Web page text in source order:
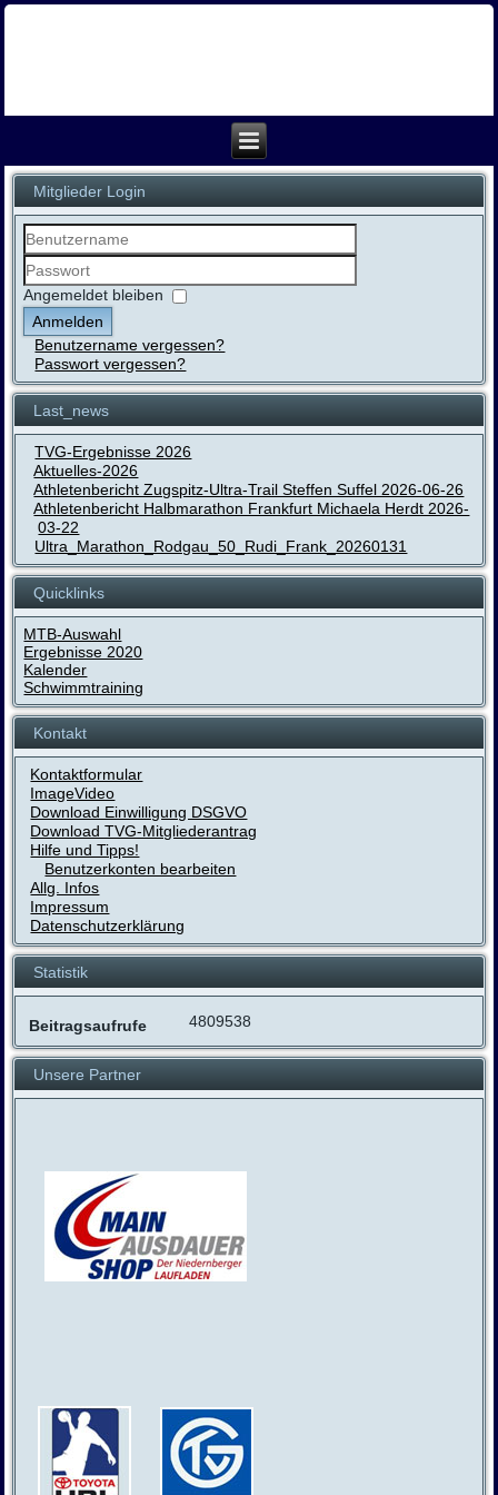
Mitglieder Login
Benutzername
Passwort
Angemeldet bleiben
Anmelden
Benutzername vergessen?
Passwort vergessen?
Last_news
TVG-Ergebnisse 2026
Aktuelles-2026
Athletenbericht Zugspitz-Ultra-Trail Steffen Suffel 2026-06-26
Athletenbericht Halbmarathon Frankfurt Michaela Herdt 2026-
03-22
Ultra_Marathon_Rodgau_50_Rudi_Frank_20260131
Quicklinks
MTB-Auswahl
Ergebnisse 2020
Kalender
Schwimmtraining
Kontakt
Kontaktformular
ImageVideo
Download Einwilligung DSGVO
Download TVG-Mitgliederantrag
Hilfe und Tipps!
Benutzerkonten bearbeiten
Allg. Infos
Impressum
Datenschutzerklärung
Statistik
Beitragsaufrufe 4809538
Unsere Partner